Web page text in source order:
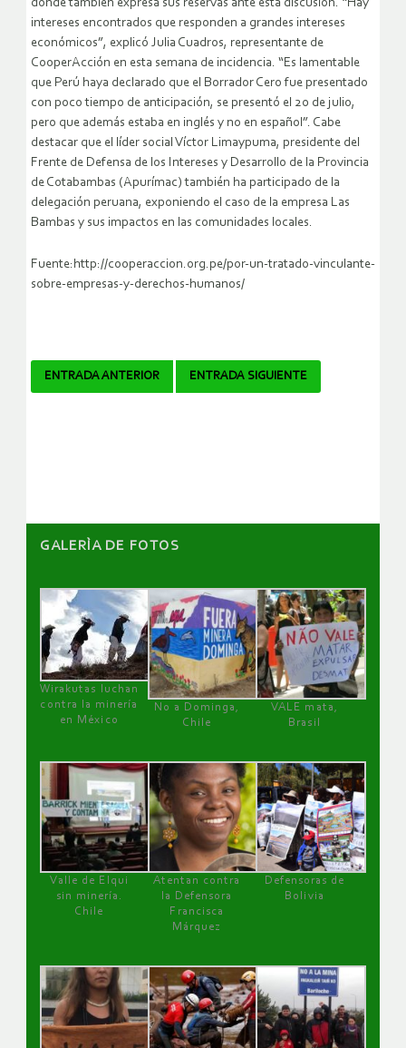
donde también expresa sus reservas ante esta discusión. “Hay
intereses encontrados que responden a grandes intereses
económicos”, explicó Julia Cuadros, representante de
CooperAcción en esta semana de incidencia. “Es lamentable
que Perú haya declarado que el Borrador Cero fue presentado
con poco tiempo de anticipación, se presentó el 20 de julio,
pero que además estaba en inglés y no en español”. Cabe
destacar que el líder social Víctor Limaypuma, presidente del
Frente de Defensa de los Intereses y Desarrollo de la Provincia
de Cotabambas (Apurímac) también ha participado de la
delegación peruana, exponiendo el caso de la empresa Las
Bambas y sus impactos en las comunidades locales.
Fuente:http://cooperaccion.org.pe/por-un-tratado-vinculante-
sobre-empresas-y-derechos-humanos/
Navegador
ENTRADA ANTERIOR ENTRADA SIGUIENTE
GALERÌA DE FOTOS
Wirakutas luchan
contra la minería
en México
No a Dominga,
Chile
VALE mata,
Brasil
Valle de Elqui
sin minería.
Chile
Atentan contra
la Defensora
Francisca
Márquez
Defensoras de
Bolivia